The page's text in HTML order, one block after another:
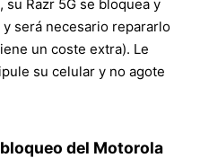
Razr 5G se bloquea y
y será necesario repararlo
un coste extra). Le
su celular y no agote
del Motorola